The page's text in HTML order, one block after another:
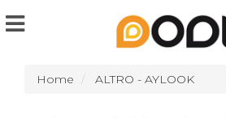
Home ALTRO - AYLOOK